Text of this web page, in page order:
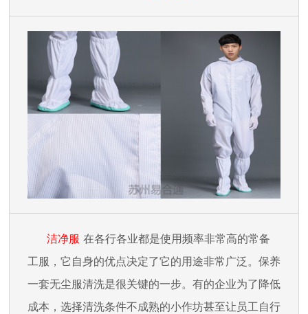
洁净服 在各行各业都是使用频率非常高的常备
工服，它自身的优点决定了它的用途非常广泛。保养
一套无尘服清洗是很关键的一步。有的企业为了降低
成本，选择清洗条件不成熟的小作坊甚至让员工自行